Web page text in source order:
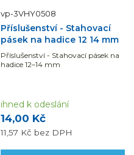
vp-3VHY0508
Příslušenství - Stahovací
pásek na hadice 12 14 mm
Příslušenství - Stahovací pásek na
hadice 12–14 mm
14,00 Kč
11,57 Kč bez DPH
ihned k odeslání